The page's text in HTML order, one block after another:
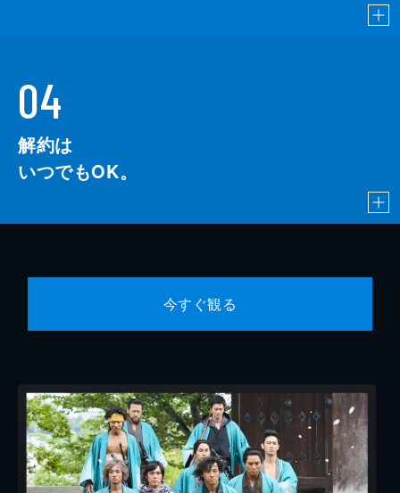
04
解約は
いつでもOK。
今すぐ観る